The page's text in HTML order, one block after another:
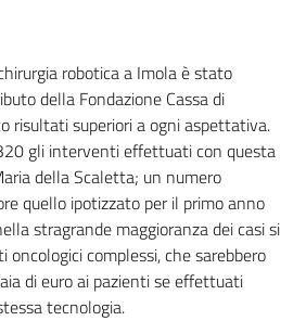
robotica a Imola è stato
della Fondazione Cassa di
risultati superiori a ogni aspettativa.
gli interventi effettuati con questa
della Scaletta; un numero
quello ipotizzato per il primo anno
stragrande maggioranza dei casi si
complessi, che sarebbero
di euro ai pazienti se effettuati
tecnologia.